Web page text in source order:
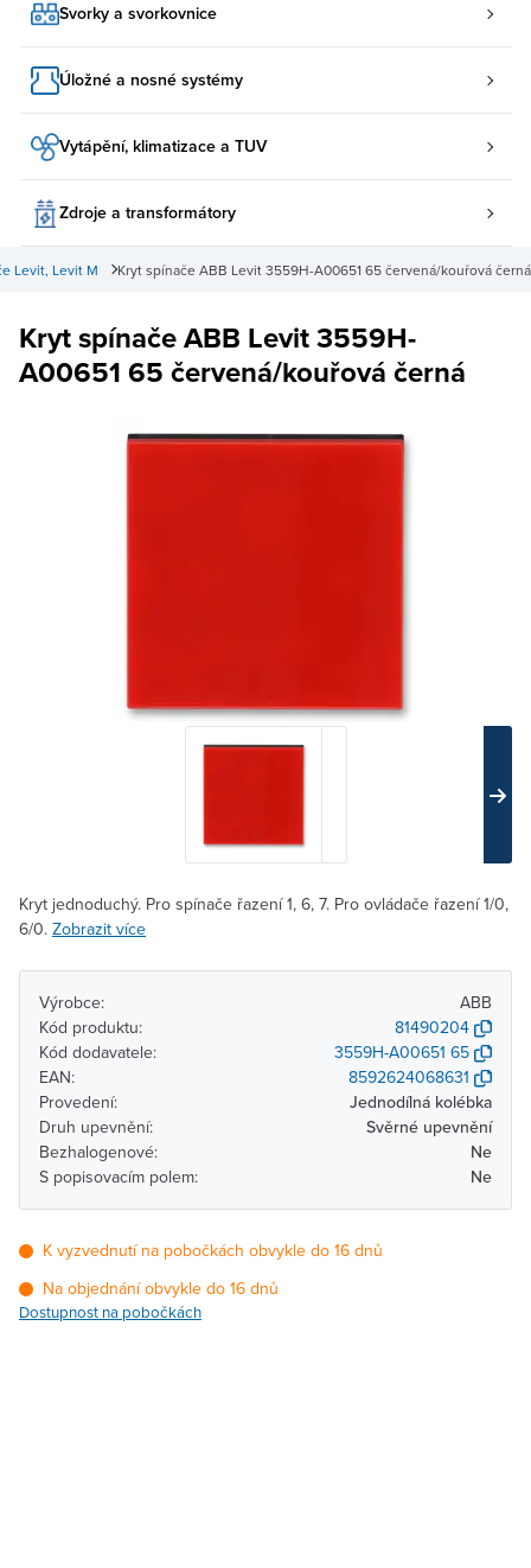
Svorky a svorkovnice
Úložné a nosné systémy
Vytápění, klimatizace a TUV
Zdroje a transformátory
Kryt spínače ABB Levit 3559H-A00651 65 červená/kouřová černá
Levit, Levit M
Kryt spínače ABB Levit 3559H-
A00651 65 červená/kouřová černá
Kryt jednoduchý. Pro spínače řazení 1, 6, 7. Pro ovládače řazení 1/0,
6/0. Zobrazit více
Výrobce:
ABB
Kód produktu:
81490204
Kód dodavatele:
3559H-A00651 65
EAN:
8592624068631
Provedení:
Jednodílná kolébka
Druh upevnění:
Svěrné upevnění
Bezhalogenové:
Ne
S popisovacím polem:
Ne
K vyzvednutí na pobočkách obvykle do 16 dnů
Na objednání obvykle do 16 dnů
Dostupnost na pobočkách